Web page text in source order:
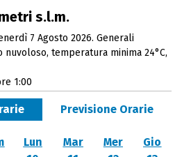
s.l.m.
7 Agosto 2026. Generali
temperatura minima 24°C,
1:00
Previsione Orarie
Lun
Mar
Mer
Gio